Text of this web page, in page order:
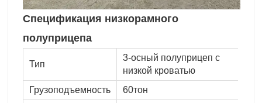
Спецификация низкорамного
полуприцепа
Тип
3-осный полуприцеп с
низкой кроватью
Грузоподъемность
60тон